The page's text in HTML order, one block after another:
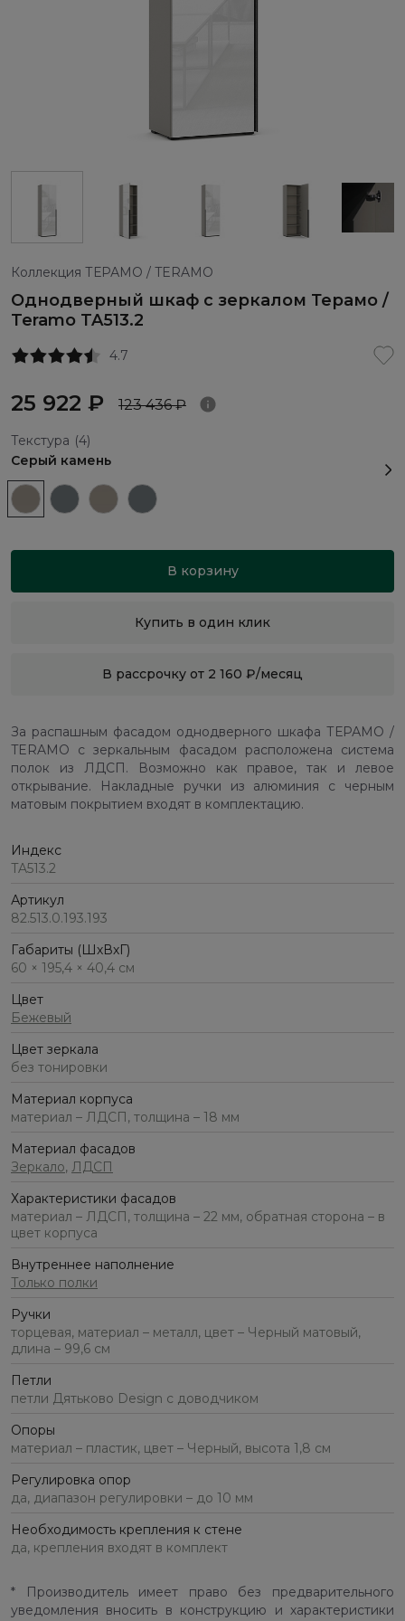
Коллекция ТЕРАМО / TERAMO
Однодверный шкаф с зеркалом Терамо /
Teramo TA513.2
4.7
25 922 ₽ 123 436 ₽
Текстура (4)
Серый камень
В корзину
Купить в один клик
В рассрочку от 2 160 ₽/месяц
За распашным фасадом однодверного шкафа ТЕРАМО /
TERAMO с зеркальным фасадом расположена система
полок из ЛДСП. Возможно как правое, так и левое
открывание. Накладные ручки из алюминия с черным
матовым покрытием входят в комплектацию.
Индекс
TA513.2
Артикул
82.513.0.193.193
Габариты (ШхВхГ)
60 × 195,4 × 40,4 см
Цвет
Бежевый
Цвет зеркала
без тонировки
Материал корпуса
материал – ЛДСП, толщина – 18 мм
Материал фасадов
Зеркало, ЛДСП
Характеристики фасадов
материал – ЛДСП, толщина – 22 мм, обратная сторона – в
цвет корпуса
Внутреннее наполнение
Только полки
Ручки
торцевая, материал – металл, цвет – Черный матовый,
длина – 99,6 см
Петли
петли Дятьково Design с доводчиком
Опоры
материал – пластик, цвет – Черный, высота 1,8 см
Регулировка опор
да, диапазон регулировки – до 10 мм
Необходимость крепления к стене
да, крепления входят в комплект
* Производитель имеет право без предварительного
уведомления вносить в конструкцию и характеристики